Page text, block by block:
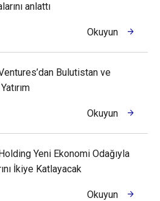
anlattı
Okuyun
Bulutistan ve
Okuyun
Yeni Ekonomi Odağıyla
İkiye Katlayacak
Okuyun